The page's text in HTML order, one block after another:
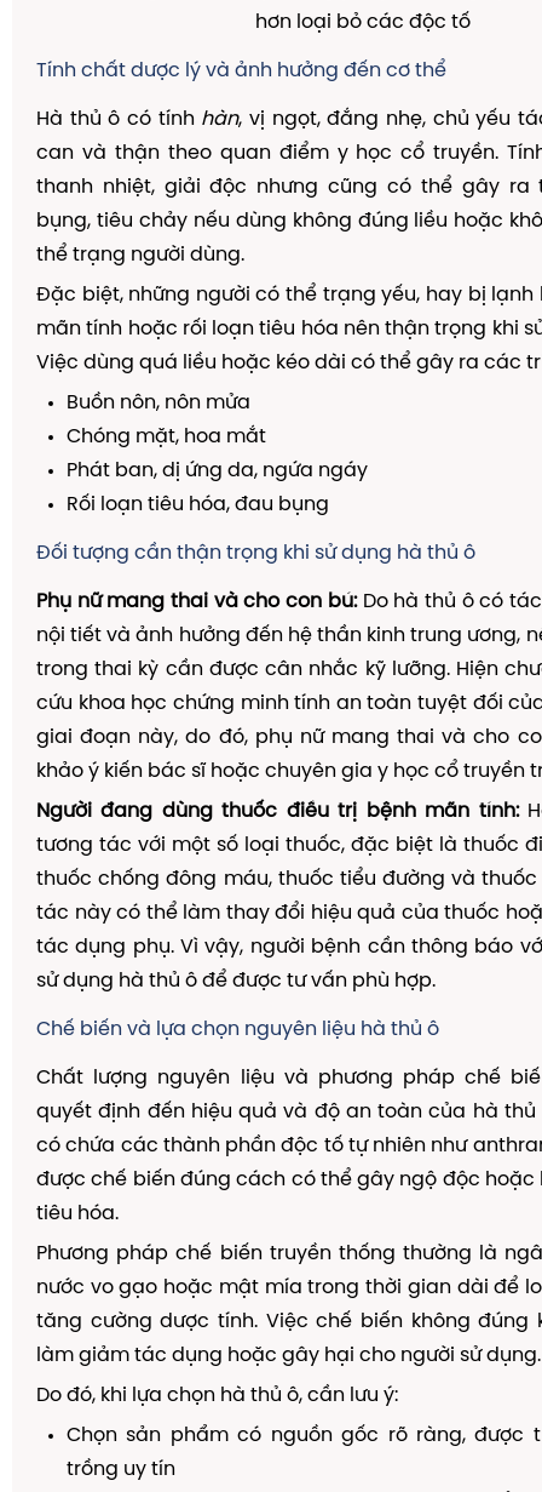
hơn loại bỏ các độc tố
Tính chất dược lý và ảnh hưởng đến cơ thể
Hà thủ ô có tính hàn, vị ngọt, đắng nhẹ, chủ yếu
can và thận theo quan điểm y học cổ truyền.
thanh nhiệt, giải độc nhưng cũng có thể gây ra
bụng, tiêu chảy nếu dùng không đúng liều hoặc
thể trạng người dùng.
Đặc biệt, những người có thể trạng yếu, hay bị lạnh
mãn tính hoặc rối loạn tiêu hóa nên thận trọng khi
Việc dùng quá liều hoặc kéo dài có thể gây ra các
Buồn nôn, nôn mửa
Chóng mặt, hoa mắt
Phát ban, dị ứng da, ngứa ngáy
Rối loạn tiêu hóa, đau bụng
Đối tượng cần thận trọng khi sử dụng hà thủ ô
Phụ nữ mang thai và cho con bú:Do hà thủ ô có
nội tiết và ảnh hưởng đến hệ thần kinh trung ương,
trong thai kỳ cần được cân nhắc kỹ lưỡng. Hiện
cứu khoa học chứng minh tính an toàn tuyệt đối
giai đoạn này, do đó, phụ nữ mang thai và cho
khảo ý kiến bác sĩ hoặc chuyên gia y học cổ truyền
Người đang dùng thuốc điều trị bệnh mãn tính:
tương tác với một số loại thuốc, đặc biệt là thuốc
thuốc chống đông máu, thuốc tiểu đường và thuốc
tác này có thể làm thay đổi hiệu quả của thuốc
tác dụng phụ. Vì vậy, người bệnh cần thông báo
sử dụng hà thủ ô để được tư vấn phù hợp.
Chế biến và lựa chọn nguyên liệu hà thủ ô
Chất lượng nguyên liệu và phương pháp chế
quyết định đến hiệu quả và độ an toàn của hà thủ
có chứa các thành phần độc tố tự nhiên như
được chế biến đúng cách có thể gây ngộ độc hoặc
tiêu hóa.
Phương pháp chế biến truyền thống thường là
nước vo gạo hoặc mật mía trong thời gian dài để
tăng cường dược tính. Việc chế biến không đúng
làm giảm tác dụng hoặc gây hại cho người sử dụng.
Do đó, khi lựa chọn hà thủ ô, cần lưu ý:
Chọn sản phẩm có nguồn gốc rõ ràng, được
trồng uy tín